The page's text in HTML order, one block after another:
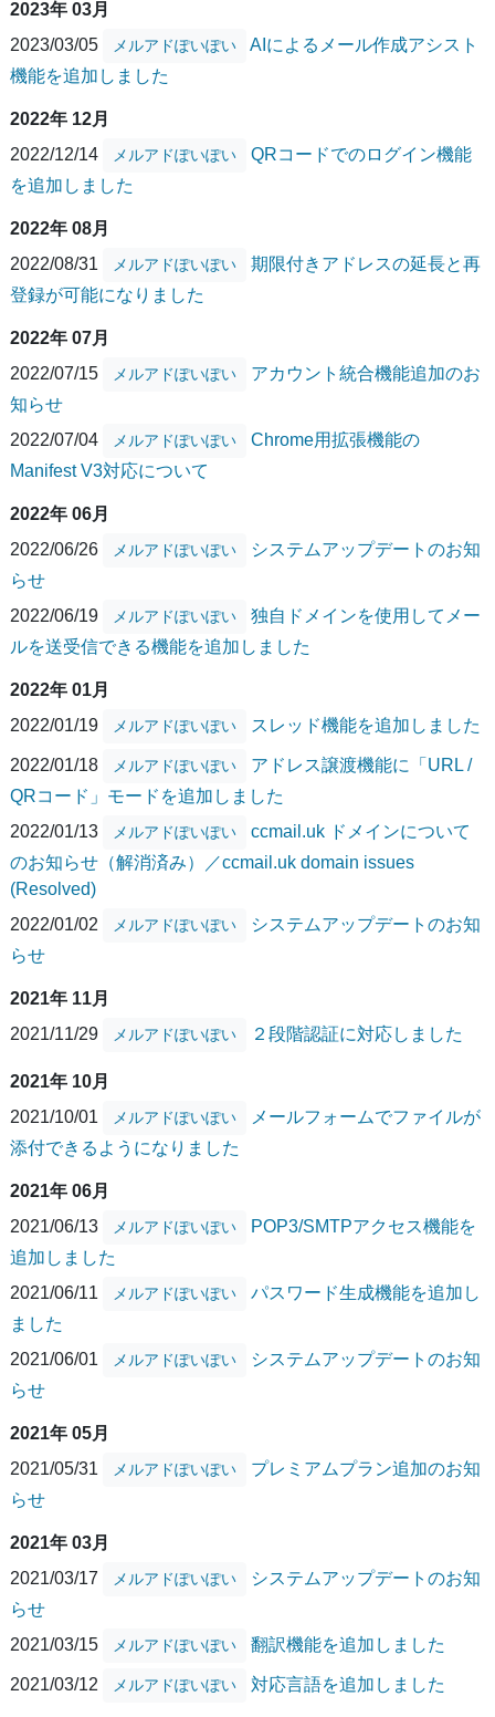
2023年 03月
2023/03/05
メルアドぽいぽい
AIによるメール作成アシスト
機能を追加しました
2022年 12月
2022/12/14
メルアドぽいぽい
QRコードでのログイン機能
を追加しました
2022年 08月
2022/08/31
メルアドぽいぽい
期限付きアドレスの延長と再
登録が可能になりました
2022年 07月
2022/07/15
メルアドぽいぽい
アカウント統合機能追加のお
知らせ
2022/07/04
メルアドぽいぽい
Chrome用拡張機能の
Manifest V3対応について
2022年 06月
2022/06/26
メルアドぽいぽい
システムアップデートのお知
らせ
2022/06/19
メルアドぽいぽい
独自ドメインを使用してメー
ルを送受信できる機能を追加しました
2022年 01月
2022/01/19
メルアドぽいぽい スレッド機能を追加しました
2022/01/18 メルアドぽいぽい
アドレス譲渡機能に「URL /
QRコード」モードを追加しました
2022/01/13
メルアドぽいぽい
ccmail.uk ドメインについて
のお知らせ（解消済み）／ccmail.uk domain issues
(Resolved)
2022/01/02
メルアドぽいぽい
システムアップデートのお知
らせ
2021年 11月
2021/11/29
メルアドぽいぽい ２段階認証に対応しました
2021年 10月
2021/10/01
メルアドぽいぽい
メールフォームでファイルが
添付できるようになりました
2021年 06月
2021/06/13
メルアドぽいぽい
POP3/SMTPアクセス機能を
追加しました
2021/06/11
メルアドぽいぽい
パスワード生成機能を追加し
ました
2021/06/01
メルアドぽいぽい
システムアップデートのお知
らせ
2021年 05月
2021/05/31
メルアドぽいぽい
プレミアムプラン追加のお知
らせ
2021年 03月
2021/03/17
メルアドぽいぽい
システムアップデートのお知
らせ
2021/03/15
メルアドぽいぽい 翻訳機能を追加しました
2021/03/12 メルアドぽいぽい 対応言語を追加しました